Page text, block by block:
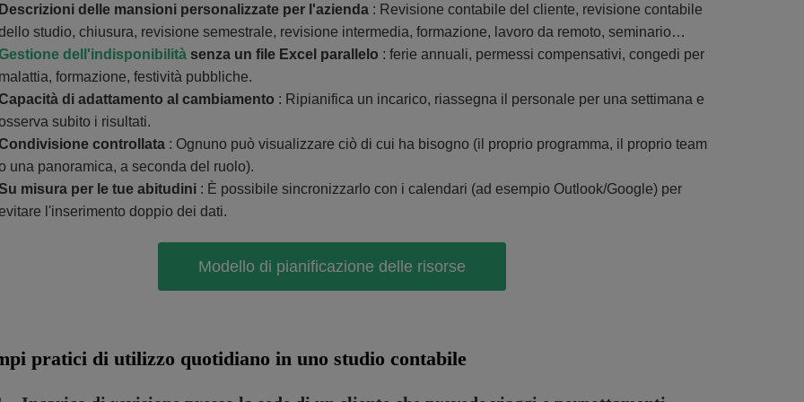
Descrizioni delle mansioni personalizzate per l'azienda : Revisione contabile del cliente, revisione contabile
studio, chiusura, revisione semestrale, revisione intermedia, formazione, lavoro da remoto, seminario…
dell'indisponibilità senza un file Excel parallelo : ferie annuali, permessi compensativi, congedi per
malattia, formazione, festività pubbliche.
di adattamento al cambiamento : Ripianifica un incarico, riassegna il personale per una settimana e
subito i risultati.
controllata : Ognuno può visualizzare ciò di cui ha bisogno (il proprio programma, il proprio team
una panoramica, a seconda del ruolo).
misura per le tue abitudini : È possibile sincronizzarlo con i calendari (ad esempio Outlook/Google) per
l'inserimento doppio dei dati.
Modello di pianificazione delle risorse
pratici di utilizzo quotidiano in uno studio contabile